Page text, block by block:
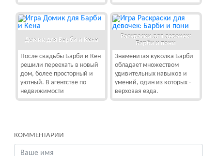
Домик для Барби и Кена
После свадьбы Барби и Кен
решили переехать в новый
дом, более просторный и
уютный. В агентстве по
недвижимости
Раскраски для девочек:
Барби и пони
Знаменитая куколка Барби
обладает множеством
удивительных навыков и
умений, один из которых -
верховая езда.
КОММЕНТАРИИ